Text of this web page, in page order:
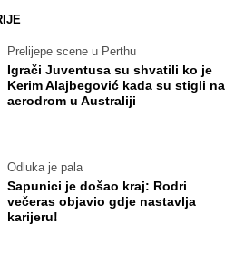
Prelijepe scene u Perthu
Igrači Juventusa su shvatili ko je
Kerim Alajbegović kada su stigli na
aerodrom u Australiji
Odluka je pala
Sapunici je došao kraj: Rodri
večeras objavio gdje nastavlja
karijeru!